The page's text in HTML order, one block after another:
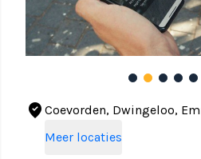
where_to_vote Coevorden, Dwingeloo,
Schoonebeek, Veenoord,
Meer locaties